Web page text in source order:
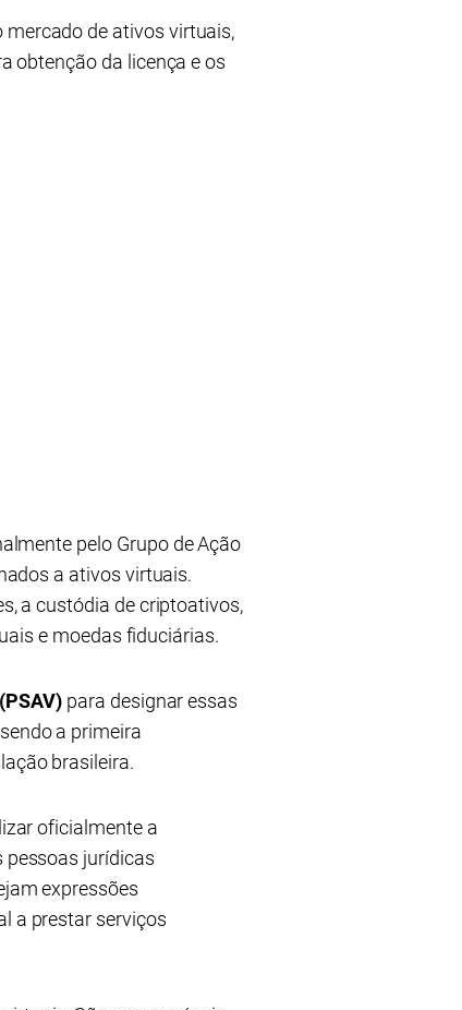
mercado de ativos virtuais,
obtenção da licença e os
pelo Grupo de Ação
a ativos virtuais.
a custódia de criptoativos,
e moedas fiduciárias.
para designar essas
a primeira
brasileira.
oficialmente a
jurídicas
expressões
a prestar serviços